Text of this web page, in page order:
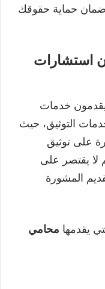
حماية حقوقك
استشارات
يقدمون خدمات
التوثيق، حيث
على توثيق
لا يقتصر على
المشورة
يقدمها محامي